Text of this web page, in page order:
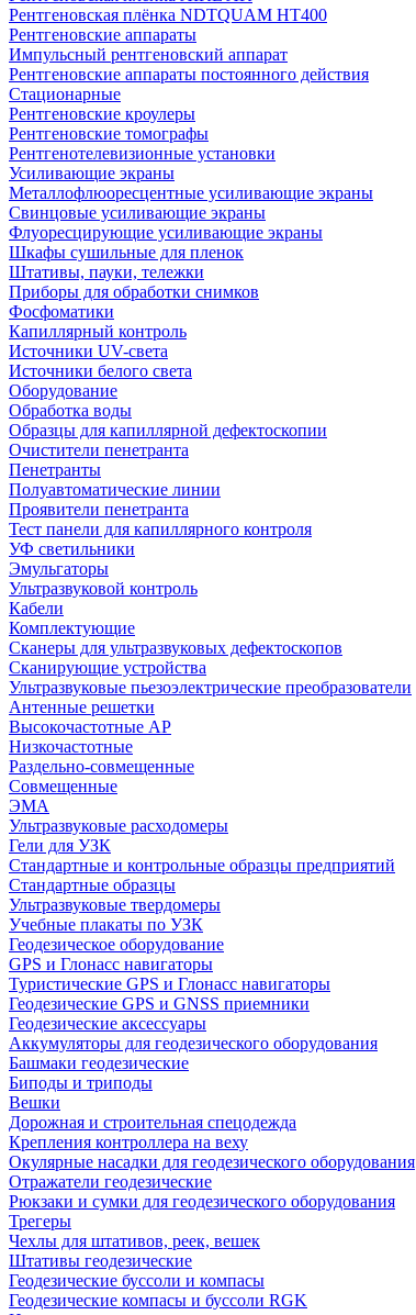
Рентгеновская плёнка NDTQUAM HT400
Рентгеновские аппараты
Импульсный рентгеновский аппарат
Рентгеновские аппараты постоянного действия
Стационарные
Рентгеновские кроулеры
Рентгеновские томографы
Рентгенотелевизионные установки
Усиливающие экраны
Металлофлюоресцентные усиливающие экраны
Свинцовые усиливающие экраны
Флуоресцирующие усиливающие экраны
Шкафы сушильные для пленок
Штативы, пауки, тележки
Приборы для обработки снимков
Фосфоматики
Капиллярный контроль
Источники UV-света
Источники белого света
Оборудование
Обработка воды
Образцы для капиллярной дефектоскопии
Очистители пенетранта
Пенетранты
Полуавтоматические линии
Проявители пенетранта
Тест панели для капиллярного контроля
УФ светильники
Эмульгаторы
Ультразвуковой контроль
Кабели
Комплектующие
Сканеры для ультразвуковых дефектоскопов
Сканирующие устройства
Ультразвуковые пьезоэлектрические преобразователи
Антенные решетки
Высокочастотные АР
Низкочастотные
Раздельно-совмещенные
Совмещенные
ЭМА
Ультразвуковые расходомеры
Гели для УЗК
Стандартные и контрольные образцы предприятий
Стандартные образцы
Ультразвуковые твердомеры
Учебные плакаты по УЗК
Геодезическое оборудование
GPS и Глонасс навигаторы
Туристические GPS и Глонасс навигаторы
Геодезические GPS и GNSS приемники
Геодезические аксессуары
Аккумуляторы для геодезического оборудования
Башмаки геодезические
Биподы и триподы
Вешки
Дорожная и строительная спецодежда
Крепления контроллера на веху
Окулярные насадки для геодезического оборудования
Отражатели геодезические
Рюкзаки и сумки для геодезического оборудования
Трегеры
Чехлы для штативов, реек, вешек
Штативы геодезические
Геодезические буссоли и компасы
Геодезические компасы и буссоли RGK